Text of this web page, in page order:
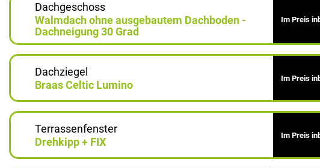
Dachgeschoss
Walmdach ohne ausgebautem Dachboden -
Dachneigung 30 Grad
Im Preis
Dachziegel
Braas Celtic Lumino
Im Preis
Terrassenfenster
Drehkipp + FIX
Im Preis